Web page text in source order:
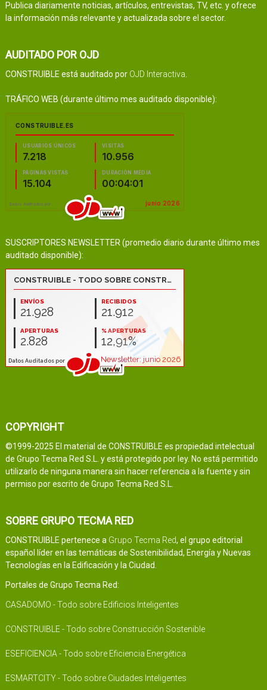
Publica diariamente noticias, artículos, entrevistas, TV, etc. y ofrece
la información más relevante y actualizada sobre el sector.
AUDITADO POR OJD
CONSTRUIBLE está auditado por OJD Interactiva.
TRÁFICO WEB (durante último mes auditado disponible):
SUSCRIPTORES NEWSLETTER (promedio diario durante último mes
auditado disponible):
COPYRIGHT
©1999-2025 El material de CONSTRUIBLE es propiedad intelectual
de Grupo Tecma Red S.L. y está protegido por ley. No está permitido
utilizarlo de ninguna manera sin hacer referencia a la fuente y sin
permiso por escrito de Grupo Tecma Red S.L.
SOBRE GRUPO TECMA RED
CONSTRUIBLE pertenece a Grupo Tecma Red, el grupo editorial
español líder en las temáticas de Sostenibilidad, Energía y Nuevas
Tecnologías en la Edificación y la Ciudad.
Portales de Grupo Tecma Red:
CASADOMO - Todo sobre Edificios Inteligentes
CONSTRUIBLE - Todo sobre Construcción Sostenible
ESEFICIENCIA - Todo sobre Eficiencia Energética
ESMARTCITY - Todo sobre Ciudades Inteligentes